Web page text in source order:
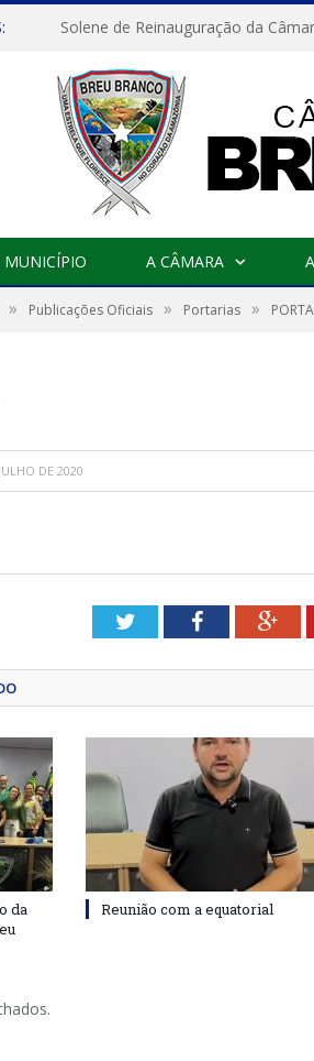
Solene de Reinauguração da
MUNICÍPIO A CÂMARA
» Publicações Oficiais » Portarias »
DE 2020
TwitterFacebook
da
Reunião com a equatorial